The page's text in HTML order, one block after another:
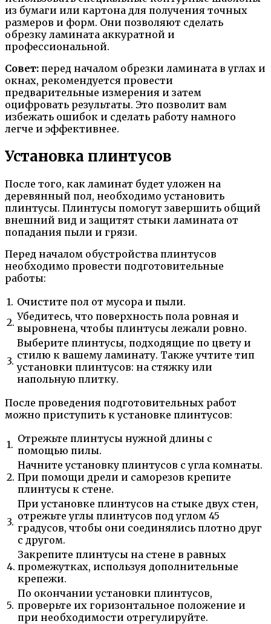
из бумаги или картона для получения точных
размеров и форм. Они позволяют сделать
обрезку ламината аккуратной и
профессиональной.
Совет: перед началом обрезки ламината в углах и
окнах, рекомендуется провести
предварительные измерения и затем
оцифровать результаты. Это позволит вам
избежать ошибок и сделать работу намного
легче и эффективнее.
Установка плинтусов
После того, как ламинат будет уложен на
деревянный пол, необходимо установить
плинтусы. Плинтусы помогут завершить общий
внешний вид и защитят стыки ламината от
попадания пыли и грязи.
Перед началом обустройства плинтусов
необходимо провести подготовительные
работы:
1. Очистите пол от мусора и пыли.
2. Убедитесь, что поверхность пола ровная и
выровнена, чтобы плинтусы лежали ровно.
3.
Выберите плинтусы, подходящие по цвету и
стилю к вашему ламинату. Также учтите тип
установки плинтусов: на стяжку или
напольную плитку.
После проведения подготовительных работ
можно приступить к установке плинтусов:
1. Отрежьте плинтусы нужной длины с
помощью пилы.
2.
Начните установку плинтусов с угла комнаты.
При помощи дрели и саморезов крепите
плинтусы к стене.
3.
При установке плинтусов на стыке двух стен,
отрежьте углы плинтусов под углом 45
градусов, чтобы они соединялись плотно друг
с другом.
4.
Закрепите плинтусы на стене в равных
промежутках, используя дополнительные
крепежи.
5.
По окончании установки плинтусов,
проверьте их горизонтальное положение и
при необходимости отрегулируйте.